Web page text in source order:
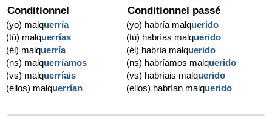
Conditionnel
(yo) malquerría
(tú) malquerrías
(él) malquerría
(ns) malquerríamos
(vs) malquerríais
(ellos) malquerrían
Conditionnel passé
(yo) habría malquerido
(tú) habrías malquerido
(él) habría malquerido
(ns) habríamos malquerido
(vs) habríais malquerido
(ellos) habrían malquerido